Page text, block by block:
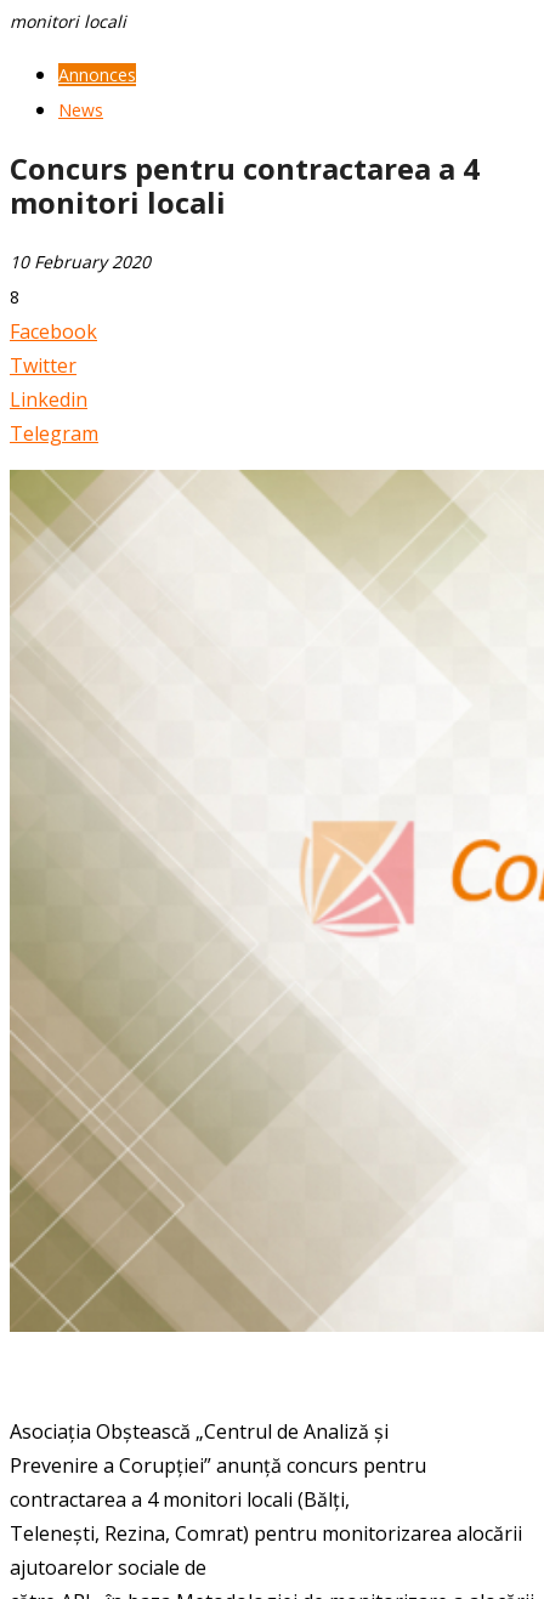
monitori locali
Annonces
News
Concurs pentru contractarea a 4
monitori locali
10 February 2020
8
Facebook
Twitter
Linkedin
Telegram
Asociația Obștească „Centrul de Analiză și
Prevenire a Corupției” anunță concurs pentru
contractarea a 4 monitori locali (Bălți,
Telenești, Rezina, Comrat) pentru monitorizarea alocării
ajutoarelor sociale de